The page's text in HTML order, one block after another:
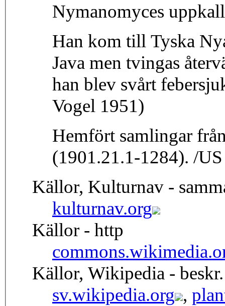
Nymanomyces
Han kom till Tyska
Java men tvingas
han blev svårt
Vogel 1951)
Hemfört samlingar
(1901.21.1-1284). /US
Källor, Kulturnav -
kulturnav.org
Källor - http
Källor, Wikipedia -
sv.wikipedia.org ,